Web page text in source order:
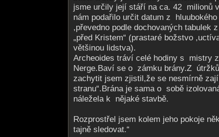
jsme určily její stáří na ca. 42 milionů
nám podařilo určit datum z
,převedno podle dochovaných tabulek
„před Kristem“ (prastaré božstvo
většinou lidstva).
Archeoides tráví celé hodiny s mistry
Nerge.Baví se o zámku brány.Z
zachytit jsem zjistil,že se nesmírně
stranu“.Brána je sama o sobě
náležela k nějaké stavbě.
Rozprostřel jsem kolem jeho pokoje
tajně sledovat.“